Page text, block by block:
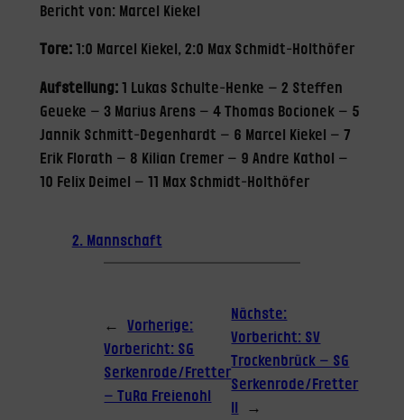
Bericht von: Marcel Kiekel
Tore:1:0 Marcel Kiekel, 2:0 Max Schmidt-Holthöfer
Aufstellung:1 Lukas Schulte-Henke – 2 Steffen
Geueke – 3 Marius Arens – 4 Thomas Bocionek – 5
Jannik Schmitt-Degenhardt – 6 Marcel Kiekel – 7
Erik Florath – 8 Kilian Cremer – 9 Andre Kathol –
10 Felix Deimel – 11 Max Schmidt-Holthöfer
2. Mannschaft
← Vorherige:
Vorbericht: SG
Serkenrode/Fretter
– TuRa Freienohl
Nächste:
Vorbericht: SV
Trockenbrück – SG
Serkenrode/Fretter
II →